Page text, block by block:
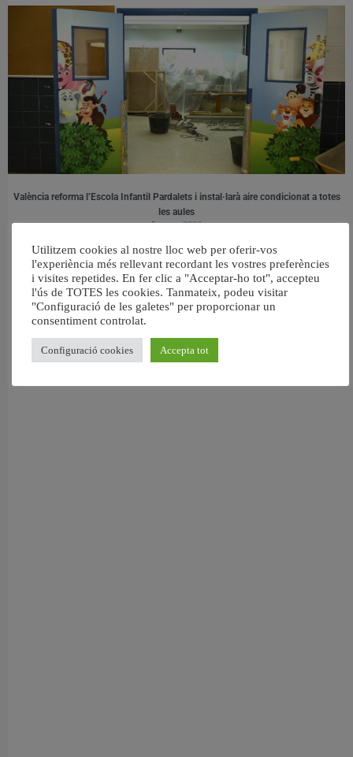
València reforma l’Escola Infantil Pardalets i instal·larà aire condicionat a totes
les aules
5 agost, 2026
Utilitzem cookies al nostre lloc web per oferir-vos
l'experiència més rellevant recordant les vostres preferències
i visites repetides. En fer clic a "Acceptar-ho tot", accepteu
l'ús de TOTES les cookies. Tanmateix, podeu visitar
"Configuració de les galetes" per proporcionar un
consentiment controlat.
Configuració cookies Accepta tot